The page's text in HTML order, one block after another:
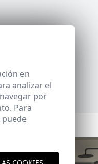
en
analizar el
por
Para